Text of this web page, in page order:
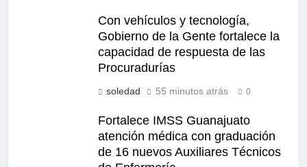
Con vehículos y tecnología,
Gobierno de la Gente fortalece la
capacidad de respuesta de las
Procuradurías
soledad 55 minutos atrás 0
Fortalece IMSS Guanajuato
atención médica con graduación
de 16 nuevos Auxiliares Técnicos